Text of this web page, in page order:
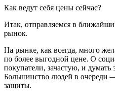
Как ведут себя цены сейчас?
Итак, отправляемся в
рынок.
На рынке, как всегда, много
по более выгодной цене. О
покупатели, зачастую, и
Большинство людей в очереди
защиты.